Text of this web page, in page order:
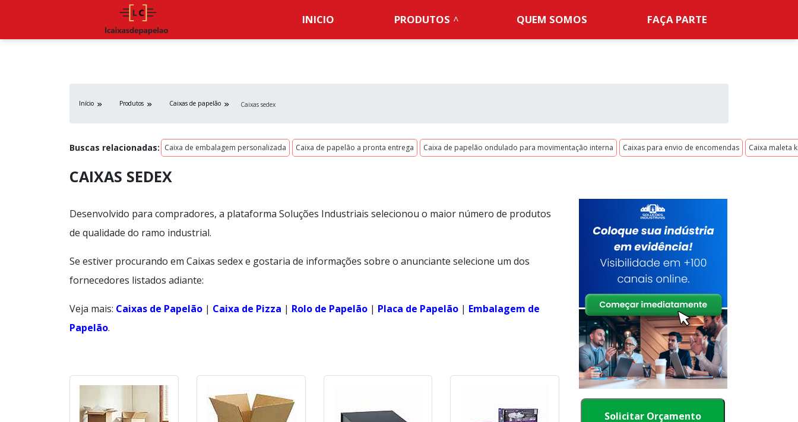
INICIO PRODUTOS QUEM SOMOS FAÇA PARTE
Início Produtos Caixas de papelão Caixas sedex
Buscas relacionadas: Caixa de embalagem personalizada Caixa de papelão a pronta entrega Caixa de papelão ondulado para movimentação interna Caixas para envio de encomendas Caixa maleta
CAIXAS SEDEX
Desenvolvido para compradores, a plataforma Soluções Industriais selecionou o maior número de produtos
de qualidade do ramo industrial.
Se estiver procurando em Caixas sedex e gostaria de informações sobre o anunciante selecione um dos
fornecedores listados adiante:
Veja mais: Caixas de Papelão | Caixa de Pizza | Rolo de Papelão | Placa de Papelão | Embalagem de
Papelão.
Solicitar Orçamento